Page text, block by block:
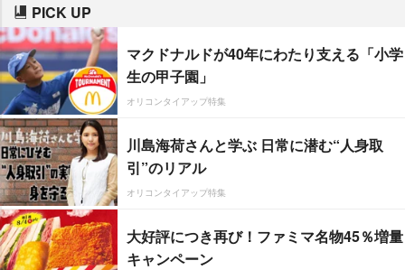
PICK UP
マクドナルドが40年にわたり支える「小学
生の甲子園」
オリコンタイアップ特集
川島海荷さんと学ぶ 日常に潜む“人身取
引”のリアル
オリコンタイアップ特集
大好評につき再び！ファミマ名物45％増量
キャンペーン